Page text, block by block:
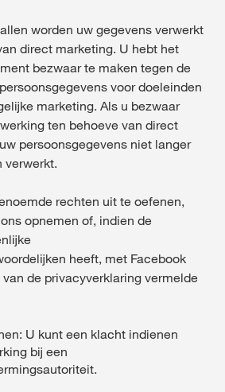
worden uw gegevens verwerkt
direct marketing. U hebt het
bezwaar te maken tegen de
voor doeleinden
marketing. Als u bezwaar
ten behoeve van direct
persoonsgegevens niet langer
verwerkt.
rechten uit te oefenen,
opnemen of, indien de
heeft, met Facebook
de privacyverklaring vermelde
U kunt een klacht indienen
bij een